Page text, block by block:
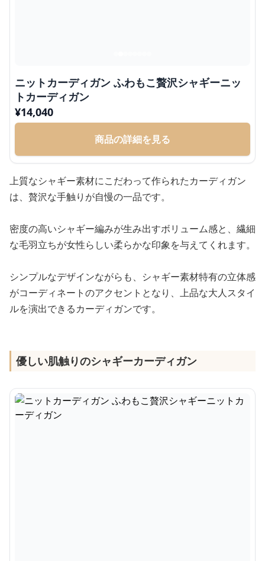
ニットカーディガン ふわもこ贅沢シャギーニッ
トカーディガン
¥14,040
商品の詳細を見る
上質なシャギー素材にこだわって作られたカーディガン
は、贅沢な手触りが自慢の一品です。
密度の高いシャギー編みが生み出すボリューム感と、繊細
な毛羽立ちが女性らしい柔らかな印象を与えてくれます。
シンプルなデザインながらも、シャギー素材特有の立体感
がコーディネートのアクセントとなり、上品な大人スタイ
ルを演出できるカーディガンです。
優しい肌触りのシャギーカーディガン